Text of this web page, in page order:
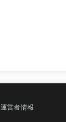
運営者情報